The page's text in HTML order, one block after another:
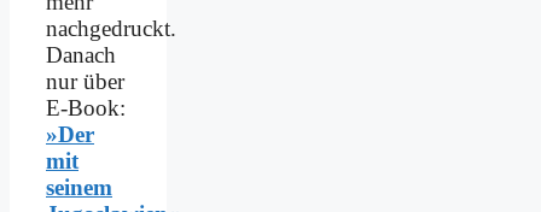
nachgedruckt.
Danach
nur über
E-Book:
»Der
mit
seinem